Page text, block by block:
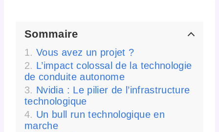
Sommaire
Vous avez un projet ?
L’impact colossal de la technologie
de conduite autonome
Nvidia : Le pilier de l’infrastructure
technologique
Un bull run technologique en
marche